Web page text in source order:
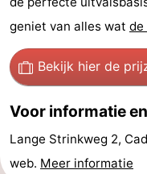
Praktisch
Forum
Reisboekenwinkel
Nieuws
geniet van alles wat de
Bekijk hier de
Voor informatie
Lange Strinkweg 2,
web. Meer informatie